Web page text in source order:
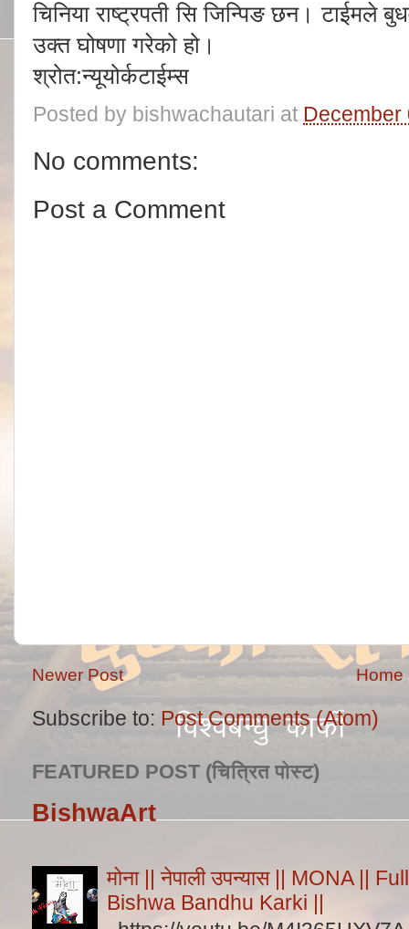
चिनिया राष्ट्रपती सि जिन्पिङ छन। टाईमले
उक्त घोषणा गरेको हो।
श्रोत:न्यूयोर्कटाईम्स
Posted by bishwachautari at December
No comments:
Post a Comment
Newer Post Home
Subscribe to: Post Comments (Atom)
FEATURED POST (चित्रित पोस्ट)
BishwaArt
मोना || नेपाली उपन्यास || MONA ||
Bishwa Bandhu Karki ||